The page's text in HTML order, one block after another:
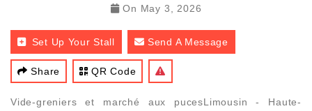
On May 3, 2026
Set Up Your Stall Send A Message
Share QR Code
Vide-greniers et marché aux pucesLimousin - Haute-